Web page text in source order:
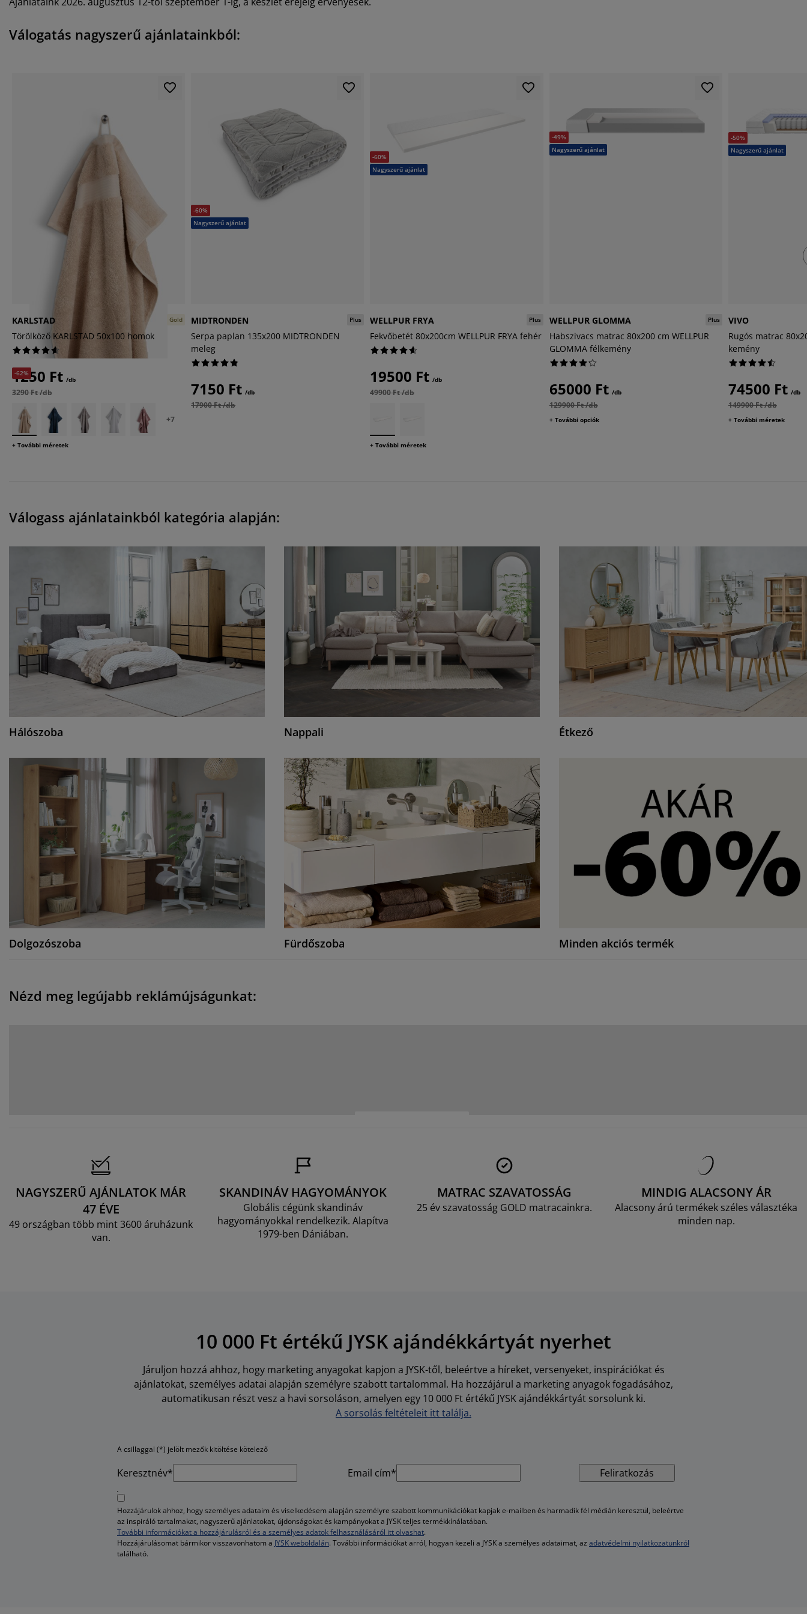
Válogatás nagyszerű ajánlatainkból:
-62%
Gold
KARLSTAD
Törölköző KARLSTAD 50x100 homok
1250 Ft /db
3290 Ft /db
+7
+ További méretek
-60%
Nagyszerű ajánlat
Plus
MIDTRONDEN
Serpa paplan 135x200 MIDTRONDEN
meleg
7150 Ft /db
17900 Ft /db
-60%
Nagyszerű ajánlat
Plus
WELLPUR FRYA
Fekvőbetét 80x200cm WELLPUR FRYA fehér
19500 Ft /db
49900 Ft /db
+ További méretek
-49%
Nagyszerű ajánlat
Plus
WELLPUR GLOMMA
Habszivacs matrac 80x200 cm WELLPUR
GLOMMA félkemény
65000 Ft /db
129900 Ft /db
+ További opciók
-50%
Nagyszerű ajánlat
VIVO
Rugós matrac
kemény
74500 Ft /db
149900 Ft /db
+ További méretek
Válogass ajánlatainkból kategória alapján:
Hálószoba Nappali Étkező
Dolgozószoba Fürdőszoba Minden akciós termék
Nézd meg legújabb reklámújságunkat:
NAGYSZERŰ AJÁNLATOK MÁR
47 ÉVE
49 országban több mint 3600 áruházunk
van.
SKANDINÁV HAGYOMÁNYOK
Globális cégünk skandináv
hagyományokkal rendelkezik. Alapítva
1979-ben Dániában.
MATRAC SZAVATOSSÁG
25 év szavatosság GOLD matracainkra.
MINDIG ALACSONY ÁR
Alacsony árú termékek széles választéka
minden nap.
10 000 Ft értékű JYSK ajándékkártyát nyerhet
Járuljon hozzá ahhoz, hogy marketing anyagokat kapjon a JYSK-től, beleértve a híreket, versenyeket, inspirációkat és
ajánlatokat, személyes adatai alapján személyre szabott tartalommal. Ha hozzájárul a marketing anyagok fogadásához,
automatikusan részt vesz a havi sorsoláson, amelyen egy 10 000 Ft értékű JYSK ajándékkártyát sorsolunk ki.
A sorsolás feltételeit itt találja.
A csillaggal (*) jelölt mezők kitöltése kötelező
Keresztnév* Email cím* Feliratkozás
Hozzájárulok ahhoz, hogy személyes adataim és viselkedésem alapján személyre szabott kommunikációkat kapjak e-mailben és harmadik fél médián keresztül, beleértve
az inspiráló tartalmakat, nagyszerű ajánlatokat, újdonságokat és kampányokat a JYSK teljes termékkínálatában.
További információkat a hozzájárulásról és a személyes adatok felhasználásáról itt olvashat.
Hozzájárulásomat bármikor visszavonhatom a JYSK weboldalán. További információkat arról, hogyan kezeli a JYSK a személyes adataimat, az adatvédelmi nyilatkozatunkról
található.